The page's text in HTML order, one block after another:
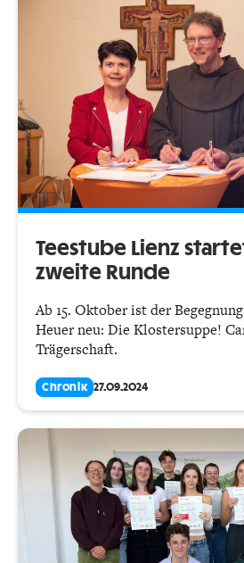
Teestube Lienz
zweite Runde
Ab 15. Oktober ist der
Heuer neu: Die Klostersuppe!
Trägerschaft.
Chronik 27.09.2024